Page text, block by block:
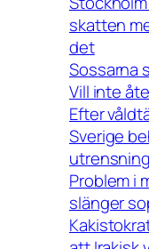
skatten
det
Sossarna
Vill inte
Efter
Sverige
Problem i
slänger